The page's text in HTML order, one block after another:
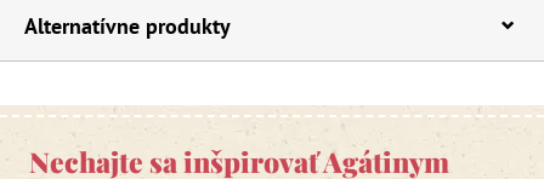
Alternatívne produkty
Nechajte sa inšpirovať Agátinym